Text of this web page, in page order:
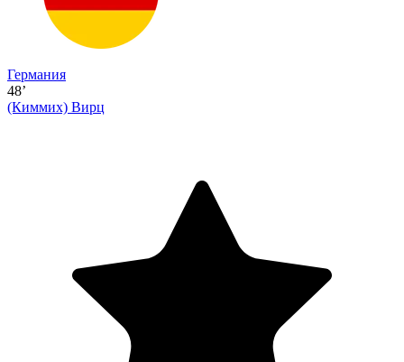
Германия
48’
(Киммих) Вирц